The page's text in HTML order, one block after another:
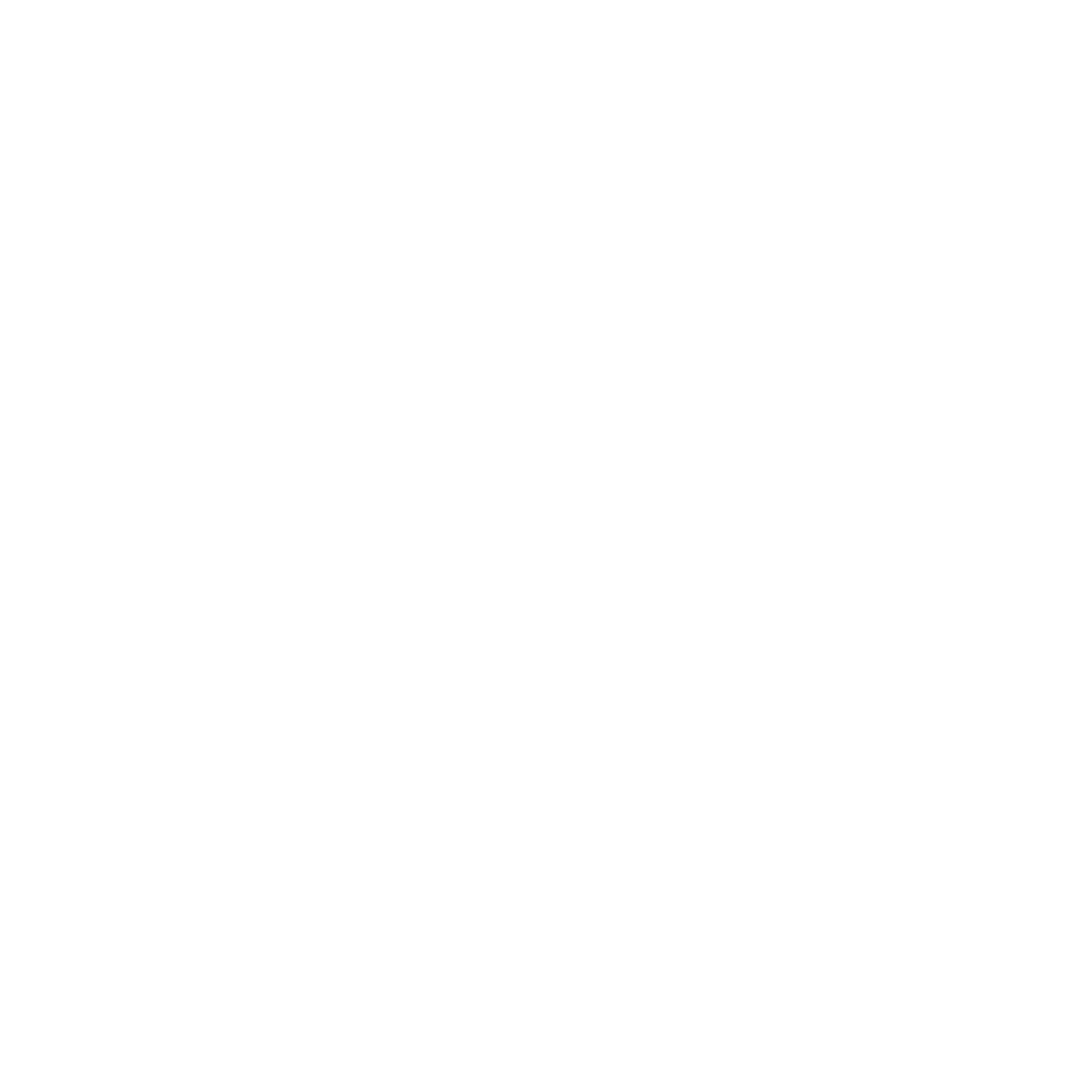
Tauchausfahrten im Juli 2022!
der kleinen und auch großen Schätze, die unser schönes Rotes Meer zu bieten hat. Außerdem erzählen sie über all das, was sie auf
auf unseren mehrtägigen Minisafaris halten sie euch stets auf dem Laufenden. Egal, ob Early Morning Dive oder
Abu Nuhas oder an der Thistlegorm stehen auf dem Programm. Ob im Norden oder Süden, ihr seid mit an Bord!
erscheinen täglich! 365 Tage im Jahr könnt ihr mit uns zusammen auf die Reise gehen und im
täglichen Tauchausfahrten!
als gewohnt, deshalb jedoch nicht weniger motiviert auf den Weg zu unserer Einsteigertour.
den Weg nach „Carlsons Corner“, wo unser ersten Tauchgang stattfinden sollte. Auf dem
Wasser sprang. Mit so einem tollen Start in den Tag kann es ja nur so weiter gehen. In
einen Drift machen, die anderen entschieden sich für einen stationären Tauchgang, darunter auch
Muränen, Teppich-Krokodilfisch und vielen weiteren Schwärme bewundert hatten.
gedeckt. Nach einem leckeren Mittagessen machten wir eine kleine Mittagspause. Wir
Wasser ab. Jedoch verging nicht allzu lange Zeit bis die Glocke wieder klingelte und das kann
machten wir und auf den Weg nach Ham Ham. Diesmal entschieden sich alle für einen
eine kleine Schildkröte unseren Weg, die wohl einen dringenden Termin im Blauwasser hatte.
sahen wir erneut einen Schatten näher kommen, ein Adlerrochen zog anmutig seine Bahnen.
hinter ihm. Wir bewunderten seine schöne Marmorierung. Die Strömung drückte uns aber
der Einzige seiner Art der uns heute begegnete. Wir ließen uns über das Plateau treiben und
Zuerst den Vater und später dann Mama mit Kind, die auf einem Ausflug unterwegs
waren alle drei wunderschön, als sie in einer Formatierung schwammen, die aussah, als hätten